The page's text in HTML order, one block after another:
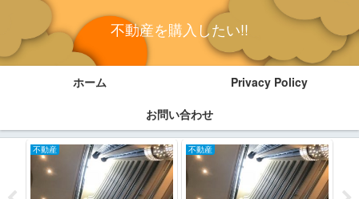
不動産を購入したい!!
ホーム
Privacy Policy
お問い合わせ
不動産 不動産